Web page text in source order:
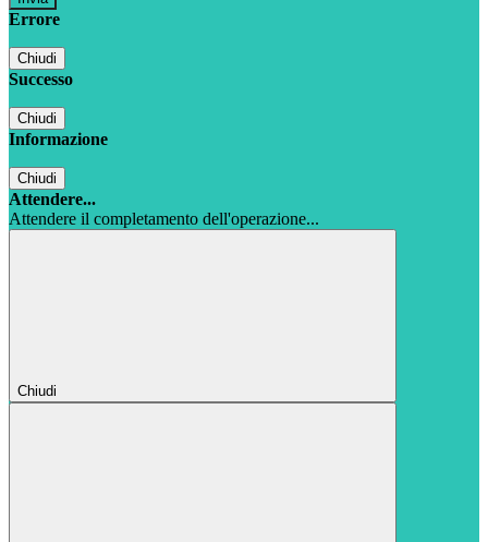
Errore
Chiudi
Successo
Chiudi
Informazione
Chiudi
Attendere...
Attendere il completamento dell'operazione...
Chiudi